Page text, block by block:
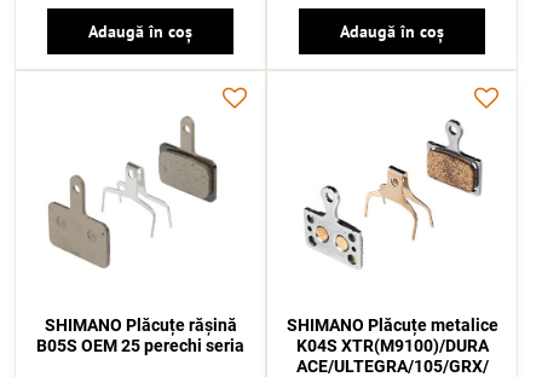
Adaugă în coș Adaugă în coș
SHIMANO Plăcuțe rășină
B05S OEM 25 perechi seria
SHIMANO Plăcuțe metalice
K04S XTR(M9100)/DURA
ACE/ULTEGRA/105/GRX/